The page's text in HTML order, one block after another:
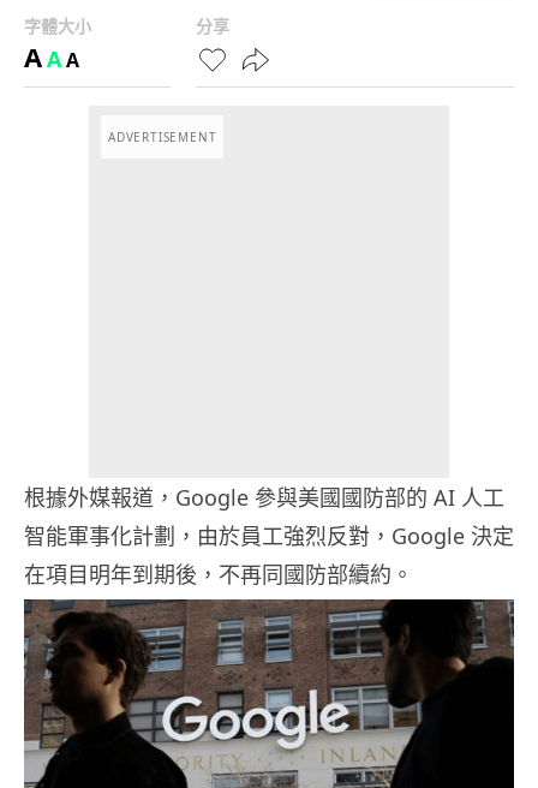
字體大小
AAA
分享
ADVERTISEMENT
根據外媒報道，Google 參與美國國防部的 AI 人工
智能軍事化計劃，由於員工強烈反對，Google 決定
在項目明年到期後，不再同國防部續約。